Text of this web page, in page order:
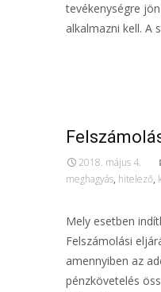
tevékenységre
alkalmazni kell. A
2018. május 4.
meghagyás, hitelező,
Mely esetben
Felszámolási
amennyiben az
pénzkövetelés